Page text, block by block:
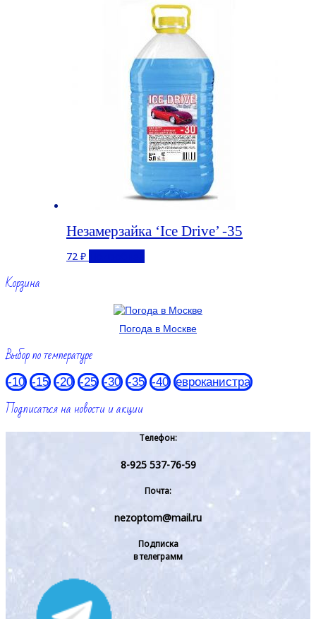
Незамерзайка ‘Ice Drive’ -35
72 ₽
Корзина
Погода в Москве
Выбор по температуре
-10 -15 -20 -25 -30 -35 -40 евроканистра
Подписаться на новости и акции
Телефон:
8-925 537-76-59
Почта:
nezoptom@mail.ru
Подписка
в телеграмм